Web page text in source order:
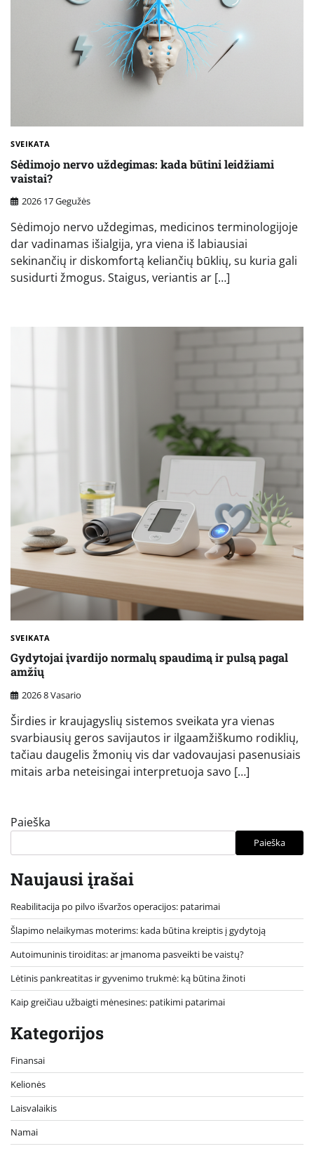
SVEIKATA
Sėdimojo nervo uždegimas: kada būtini leidžiami
vaistai?
2026 17 Gegužės
Sėdimojo nervo uždegimas, medicinos terminologijoje
dar vadinamas išialgija, yra viena iš labiausiai
sekinančių ir diskomfortą keliančių būklių, su kuria gali
susidurti žmogus. Staigus, veriantis ar […]
SVEIKATA
Gydytojai įvardijo normalų spaudimą ir pulsą pagal
amžių
2026 8 Vasario
Širdies ir kraujagyslių sistemos sveikata yra vienas
svarbiausių geros savijautos ir ilgaamžiškumo rodiklių,
tačiau daugelis žmonių vis dar vadovaujasi pasenusiais
mitais arba neteisingai interpretuoja savo […]
Paieška
Paieška
Naujausi įrašai
Reabilitacija po pilvo išvaržos operacijos: patarimai
Šlapimo nelaikymas moterims: kada būtina kreiptis į gydytoją
Autoimuninis tiroiditas: ar įmanoma pasveikti be vaistų?
Lėtinis pankreatitas ir gyvenimo trukmė: ką būtina žinoti
Kaip greičiau užbaigti mėnesines: patikimi patarimai
Kategorijos
Finansai
Kelionės
Laisvalaikis
Namai